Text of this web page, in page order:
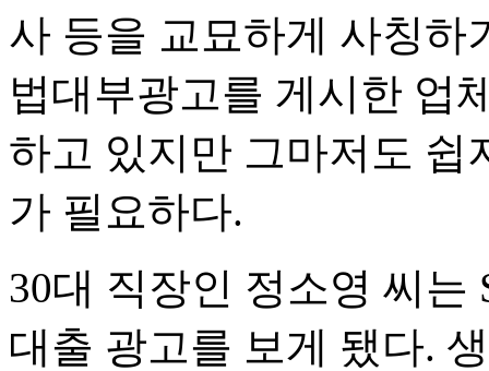
사 등을 교묘하게 사칭하
법대부광고를 게시한 업
하고 있지만 그마저도 쉽
가 필요하다.
30대 직장인 정소영 씨는
대출 광고를 보게 됐다.